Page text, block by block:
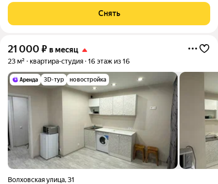
выходят на улицу. В
Снять
21 000 ₽ в месяц
23 м² квартира-студия 16 этаж из 16
3D-тур новостройка
Волховская улица,31